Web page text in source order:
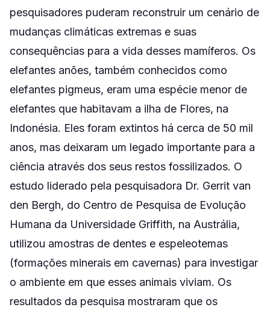
pesquisadores puderam reconstruir um cenário de
mudanças climáticas extremas e suas
consequências para a vida desses mamíferos. Os
elefantes anões, também conhecidos como
elefantes pigmeus, eram uma espécie menor de
elefantes que habitavam a ilha de Flores, na
Indonésia. Eles foram extintos há cerca de 50 mil
anos, mas deixaram um legado importante para a
ciência através dos seus restos fossilizados. O
estudo liderado pela pesquisadora Dr. Gerrit van
den Bergh, do Centro de Pesquisa de Evolução
Humana da Universidade Griffith, na Austrália,
utilizou amostras de dentes e espeleotemas
(formações minerais em cavernas) para investigar
o ambiente em que esses animais viviam. Os
resultados da pesquisa mostraram que os